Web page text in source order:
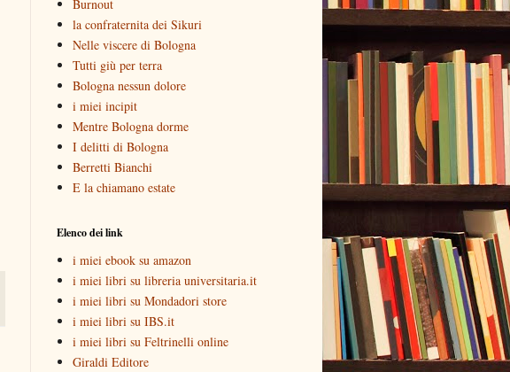
Burnout
la confraternita dei Sikuri
Nelle viscere di Bologna
Tutti giù per terra
Bologna nessun dolore
i miei incipit
Mentre Bologna dorme
I delitti di Bologna
Berretti Bianchi
E la chiamano estate
Elenco dei link
i miei ebook su amazon
i miei libri su libreria universitaria.it
i miei libri su Mondadori store
i miei libri su IBS.it
i miei libri su Feltrinelli online
Giraldi Editore